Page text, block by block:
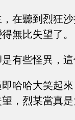
在聽到烈狂
無比失望了。
有些怪異，
哈哈大笑起
，烈某當真